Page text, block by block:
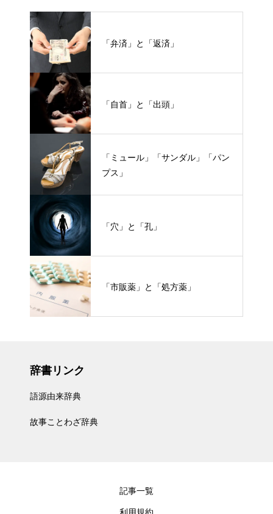
「弁済」と「返済」
「自首」と「出頭」
「ミュール」「サンダル」「パン
プス」
「穴」と「孔」
「市販薬」と「処方薬」
辞書リンク
語源由来辞典
故事ことわざ辞典
記事一覧